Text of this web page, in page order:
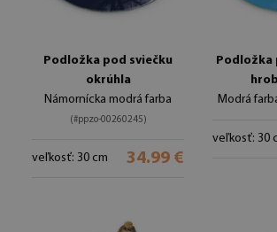
Podložka pod sviečku
okrúhla
Námornícka modrá farba
(#ppzo-00260245)
veľkosť: 30 cm 34.99 €
Podložka
Modrá
veľkosť: 30